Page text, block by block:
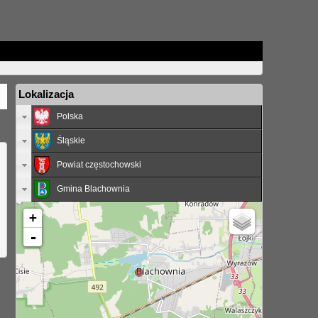
Lokalizacja
Polska
Śląskie
Powiat częstochowski
Gmina Blachownia
+
-